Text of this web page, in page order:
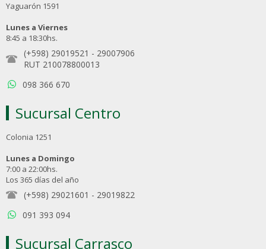
Yaguarón 1591
Lunes a Viernes
8:45 a 18:30hs.
(+598) 29019521 - 29007906
RUT 210078800013
098 366 670
Sucursal Centro
Colonia 1251
Lunes a Domingo
7:00 a 22:00hs.
Los 365 días del año
(+598) 29021601 - 29019822
091 393 094
Sucursal Carrasco